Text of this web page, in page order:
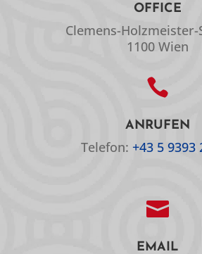
OFFICE
Clemens-
1100 Wien

ANRUFEN
Telefon: +43 5 9393

EMAIL